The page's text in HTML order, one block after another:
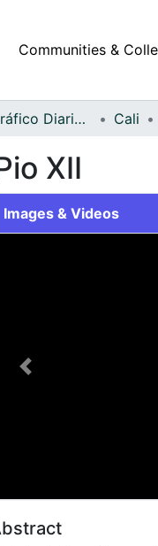
Communities &
Fondo Fotográfico Diario Occidente Cali
XII
Images & Videos
Previous